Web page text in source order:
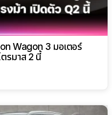
Wagon 3 มอเตอร์
รมาส 2 นี้